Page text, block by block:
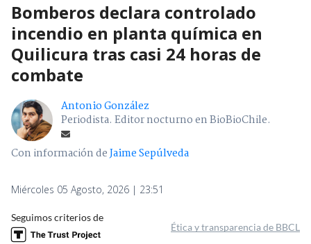
Bomberos declara controlado
incendio en planta química en
Quilicura tras casi 24 horas de
combate
Antonio González
Periodista. Editor nocturno en BioBioChile.
Con información deJaime Sepúlveda
Miércoles 05 Agosto, 2026 | 23:51
Seguimos criterios de
Ética y transparencia de BBCL